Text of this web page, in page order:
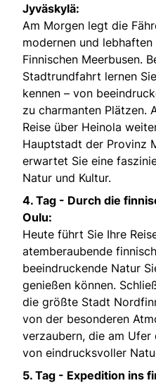
Jyväskylä:
Am Morgen legt die
modernen und
Finnischen Meerbusen.
Stadtrundfahrt lernen
kennen – von
zu charmanten Plätzen.
Reise über Heinola
Hauptstadt der Provinz
erwartet Sie eine
Natur und Kultur.
4. Tag - Durch die
Oulu:
Heute führt Sie Ihre
atemberaubende
beeindruckende Natur
genießen können.
die größte Stadt
von der besonderen
verzaubern, die am
von eindrucksvoller
5. Tag - Expedition ins